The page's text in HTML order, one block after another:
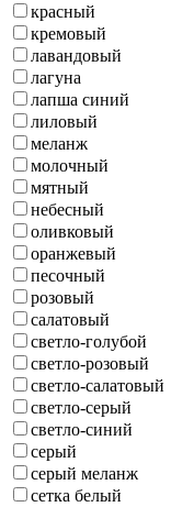
красный
кремовый
лавандовый
лагуна
лапша синий
лиловый
меланж
молочный
мятный
небесный
оливковый
оранжевый
песочный
розовый
салатовый
светло-голубой
светло-розовый
светло-салатовый
светло-серый
светло-синий
серый
серый меланж
сетка белый